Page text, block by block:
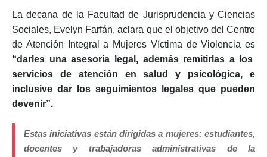
La decana de la Facultad de Jurisprudencia y Ciencias
Sociales, Evelyn Farfán, aclara que el objetivo del Centro
de Atención Integral a Mujeres Víctima de Violencia es
“darles una asesoría legal, además remitirlas a los
servicios de atención en salud y psicológica, e
inclusive dar los seguimientos legales que pueden
devenir”.
Estas iniciativas están dirigidas a mujeres: estudiantes,
docentes y trabajadoras administrativas de la